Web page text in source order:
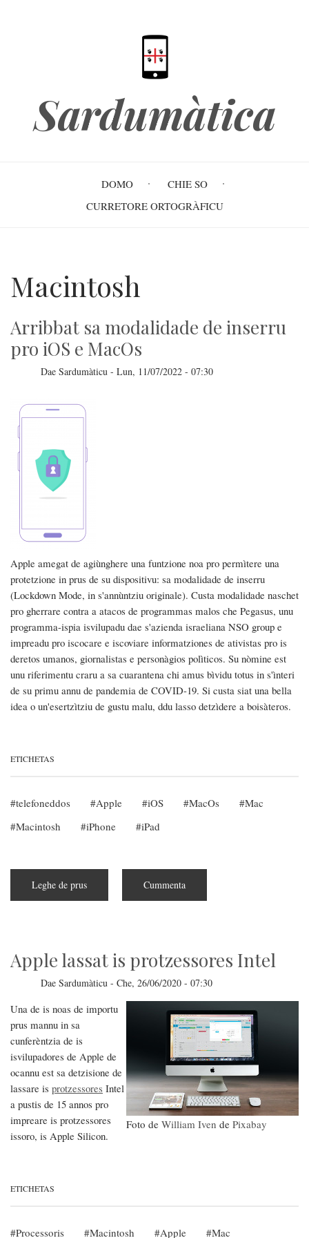
Sardumàtica
navigation
DOMO
CHIE SO
CURRETORE ORTOGRÀFICU
Macintosh
Arribbat sa modalidade de inserru
pro iOS e MacOs
Dae Sardumàticu - Lun, 11/07/2022 - 07:30
Apple amegat de agiùnghere una funtzione noa pro permìtere una
protetzione in prus de su dispositivu: sa modalidade de inserru
(Lockdown Mode, in s'annùntziu originale). Custa modalidade naschet
pro gherrare contra a atacos de programmas malos che Pegasus, unu
programma-ispia isvilupadu dae s'azienda israeliana NSO group e
impreadu pro iscocare e iscoviare informatziones de ativistas pro is
deretos umanos, giornalistas e personàgios polìticos. Su nòmine est
unu riferimentu craru a sa cuarantena chi amus bìvidu totus in s'ìnteri
de su primu annu de pandemia de COVID-19. Si custa siat una bella
idea o un'esertzìtziu de gustu malu, ddu lasso detzìdere a boisàteros.
ETICHETAS
telefoneddos Apple iOS MacOs
Mac
Macintosh
iPhone iPad
Leghe de prus
sa
e
MacOs
Cummenta
Apple lassat is protzessores Intel
Dae Sardumàticu - Che, 26/06/2020 - 07:30
Foto de William Iven de Pixabay
Una de is noas de importu
prus mannu in sa
cunferèntzia de is
isvilupadores de Apple de
ocannu est sa detzisione de
lassare is protzessores Intel
a pustis de 15 annos pro
impreare is protzessores
issoro, is Apple Silicon.
ETICHETAS
Processoris Macintosh Apple Mac